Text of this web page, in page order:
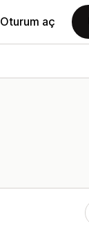
Oturum aç